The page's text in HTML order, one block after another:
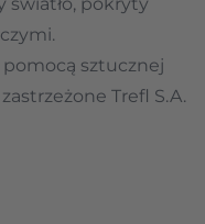
pomocą sztucznej
Trefl S.A.